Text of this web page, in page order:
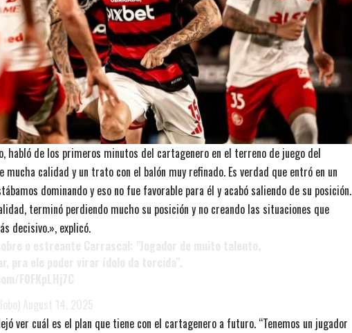
habló de los primeros minutos del cartagenero en el terreno de juego del
mucha calidad y un trato con el balón muy refinado. Es verdad que entró en un
dominando y eso no fue favorable para él y acabó saliendo de su posición.
terminó perdiendo mucho su posición y no creando las situaciones que
decisivo.», explicó.
ver cuál es el plan que tiene con el cartagenero a futuro. “Tenemos un jugador